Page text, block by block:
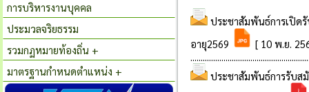
การบริหารงานบุคคล
ประมวลจริยธรรม
รวมกฏหมายท้องถิ่น +
มาตรฐานกำหนดตำแหน่ง +